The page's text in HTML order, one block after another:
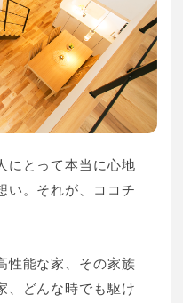
にとって本当に心地
い。それが、ココチ
性能な家、その家族
、どんな時でも駆け